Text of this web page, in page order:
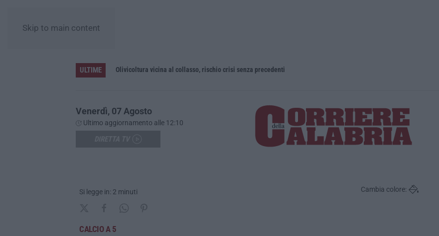
Skip to main content
ULTIME Olivicoltura vicina al collasso, rischio crisi senza precedenti
Venerdì, 07 Agosto
Ultimo aggiornamento alle 12:10
Si legge in: 2 minuti Cambia colore:
CALCIO A 5